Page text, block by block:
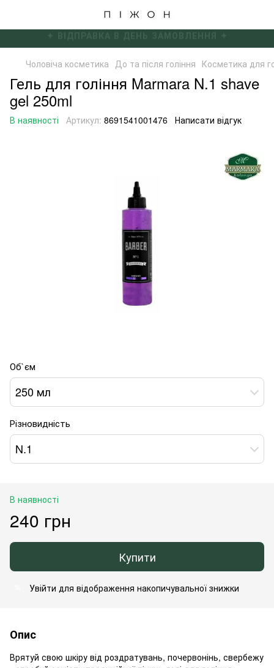
Чоловіча косметика До та після гоління Косметика для
Гель для гоління Marmara N.1 shave
gel 250ml
В наявності Артикул: 8691541001476 Написати відгук
Об`єм
250 мл
Різновидність
N.1
В наявності
240 грн
Купити
Увійти для відображення накопичувальної знижки
Опис
Врятуй свою шкіру від роздратувань, почервонінь, свербежу